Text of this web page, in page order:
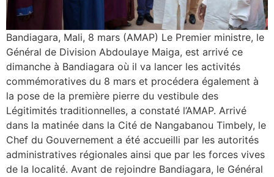
Bandiagara, Mali, 8 mars (AMAP) Le Premier ministre, le
Général de Division Abdoulaye Maiga, est arrivé ce
dimanche à Bandiagara où il va lancer les activités
commémoratives du 8 mars et procédera également à
la pose de la première pierre du vestibule des
Légitimités traditionnelles, a constaté l’AMAP. Arrivé
dans la matinée dans la Cité de Nangabanou Timbely, le
Chef du Gouvernement a été accueilli par les autorités
administratives régionales ainsi que par les forces vives
de la localité. Avant de rejoindre Bandiagara, le Général